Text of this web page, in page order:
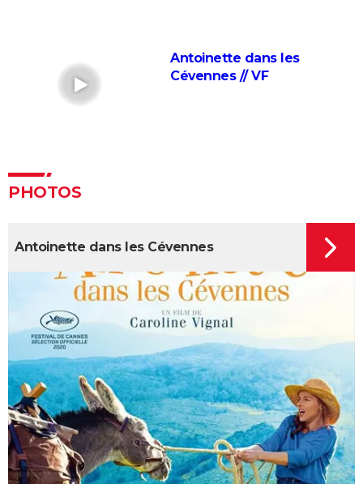
Barbie : même Ryan Gosling était "déçu", les
nominations aux Oscars ont provoqué un tollé
Kaamelott, premier volet : quand sort la suite du film
au cinéma ?
bourde lors du tournage, l'avez-vous remarquée à
Qu'est-ce qu'on a fait au Bon Dieu 3 : une suite est-
elle prévue ?
Fratè
Les Tuche 4 : la mort de Michel Blanc a été "terrible"
pour Jean-Paul Rouve
En même temps
Les Aventures de Rabbi Jacob
L'Origine du monde
OSS 117 3 : que disent les critiques sur le film ?
Antoinette dans les
Cévennes // VF
PHOTOS
Antoinette dans les Cévennes